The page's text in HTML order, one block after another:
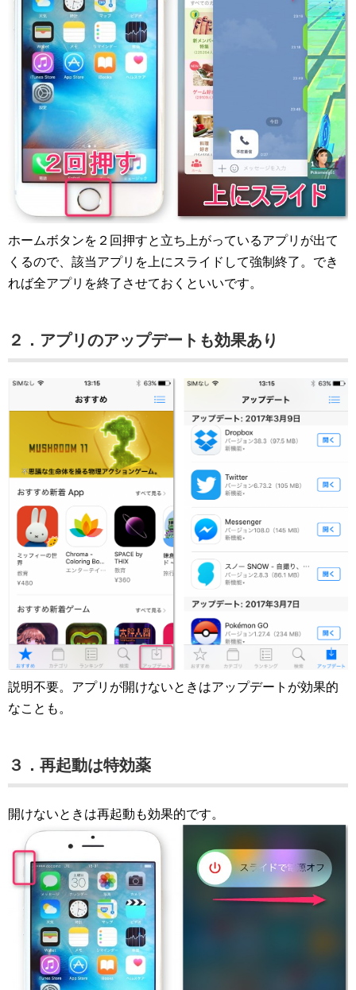
ホームボタンを２回押すと立ち上がっているアプリが出て
くるので、該当アプリを上にスライドして強制終了。でき
れば全アプリを終了させておくといいです。
２．アプリのアップデートも効果あり
説明不要。アプリが開けないときはアップデートが効果的
なことも。
３．再起動は特効薬
開けないときは再起動も効果的です。